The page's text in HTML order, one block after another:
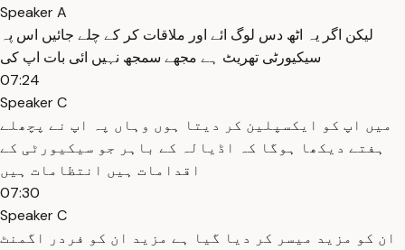
Speaker A
لیکن اگر یہ اٹھ دس لوگ ائے اور ملاقات کر کے چلے جائیں اس پہ
سیکیورٹی تھریٹ ہے مجھے سمجھ نہیں ائی بات اپ کی
07:24
Speaker C
میں اپ کو ایکسپلین کر دیتا ہوں وہاں پہ اپ نے پچھلے
ہفتے دیکھا ہوگا کہ اڈیالہ کے باہر جو سیکیورٹی کے
اقدامات ہیں انتظامات ہیں
07:30
Speaker C
ان کو مزید میسر کر دیا گیا ہے مزید ان کو فردر اگمنٹ